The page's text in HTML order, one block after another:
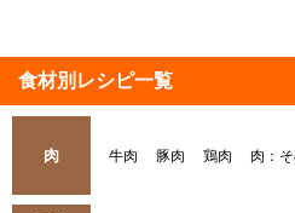
食材別レシピ一覧
肉 牛肉 豚肉 鶏肉 肉：